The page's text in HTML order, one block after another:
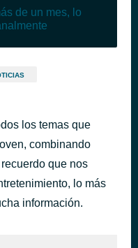
de un mes, lo
los temas que
combinando
que nos
lo más
información.